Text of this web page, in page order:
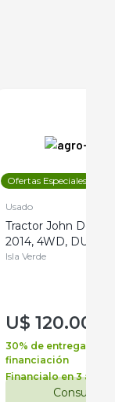
Ofertas Especiales
Usado
Tractor John Deere
2014, 4WD, DUAL
Isla Verde
U$ 120.000
30% de entrega +
financiación
Financialo en 3 años
Consultar